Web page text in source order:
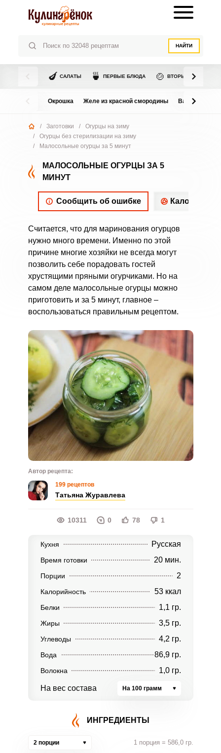
НАЙТИ
🍆 САЛАТЫ 🍵 ПЕРВЫЕ БЛЮДА 🍲 ВТОРЫЕ БЛЮДА
Окрошка Желе из красной смородины Варенье из
/ Заготовки /
Огурцы на зиму
/
Огурцы без стерилизации на зиму
/
Малосольные огурцы за 5 минут
МАЛОСОЛЬНЫЕ ОГУРЦЫ ЗА 5
МИНУТ
Сообщить об ошибке
Считается, что для маринования огурцов
нужно много времени. Именно по этой
причине многие хозяйки не всегда могут
позволить себе порадовать гостей
хрустящими пряными огурчиками. Но на
самом деле малосольные огурцы можно
приготовить и за 5 минут, главное –
воспользоваться правильным рецептом.
Автор рецепта:
199 рецептов
Татьяна Журавлева
10311 0 78 1
Кухня Русская
Время готовки 20 мин.
Порции 2
Калорийность 53 ккал
Белки 1,1 гр.
Жиры 3,5 гр.
Углеводы 4,2 гр.
Вода 86,9 гр.
Волокна 1,0 гр.
На вес состава На 100 грамм
ИНГРЕДИЕНТЫ
2 порции 1 порция = 586,0 гр.